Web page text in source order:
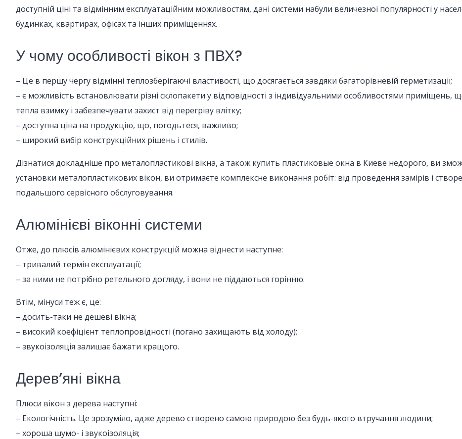
доступній ціні та відмінним експлуатаційним можливостям, дані системи набули величезної популярності у
будинках, квартирах, офісах та інших приміщеннях.
У чому особливості вікон з ПВХ?
– Це в першу чергу відмінні теплозберігаючі властивості, що досягається завдяки багаторівневій герметизації;
– є можливість встановлювати різні склопакети у відповідності з індивідуальними особливостями приміщень,
тепла взимку і забезпечувати захист від перегріву влітку;
– доступна ціна на продукцію, що, погодьтеся, важливо;
– широкий вибір конструкційних рішень і стилів.
Дізнатися докладніше про металопластикові вікна, а також купить пластиковые окна в Киеве недорого, ви
установки металопластикових вікон, ви отримаєте комплексне виконання робіт: від проведення замірів і
подальшого сервісного обслуговування.
Алюмінієві віконні системи
Отже, до плюсів алюмінієвих конструкцій можна віднести наступне:
– тривалий термін експлуатації;
– за ними не потрібно ретельного догляду, і вони не піддаються горінню.
Втім, мінуси теж є, це:
– досить-таки не дешеві вікна;
– високий коефіцієнт теплопровідності (погано захищають від холоду);
– звукоізоляція залишає бажати кращого.
Дерев’яні вікна
Плюси вікон з дерева наступні:
– Екологічність. Це зрозуміло, адже дерево створено самою природою без будь-якого втручання людини;
– хороша шумо- і звукоізоляція;